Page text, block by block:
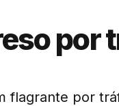
por
flagrante por